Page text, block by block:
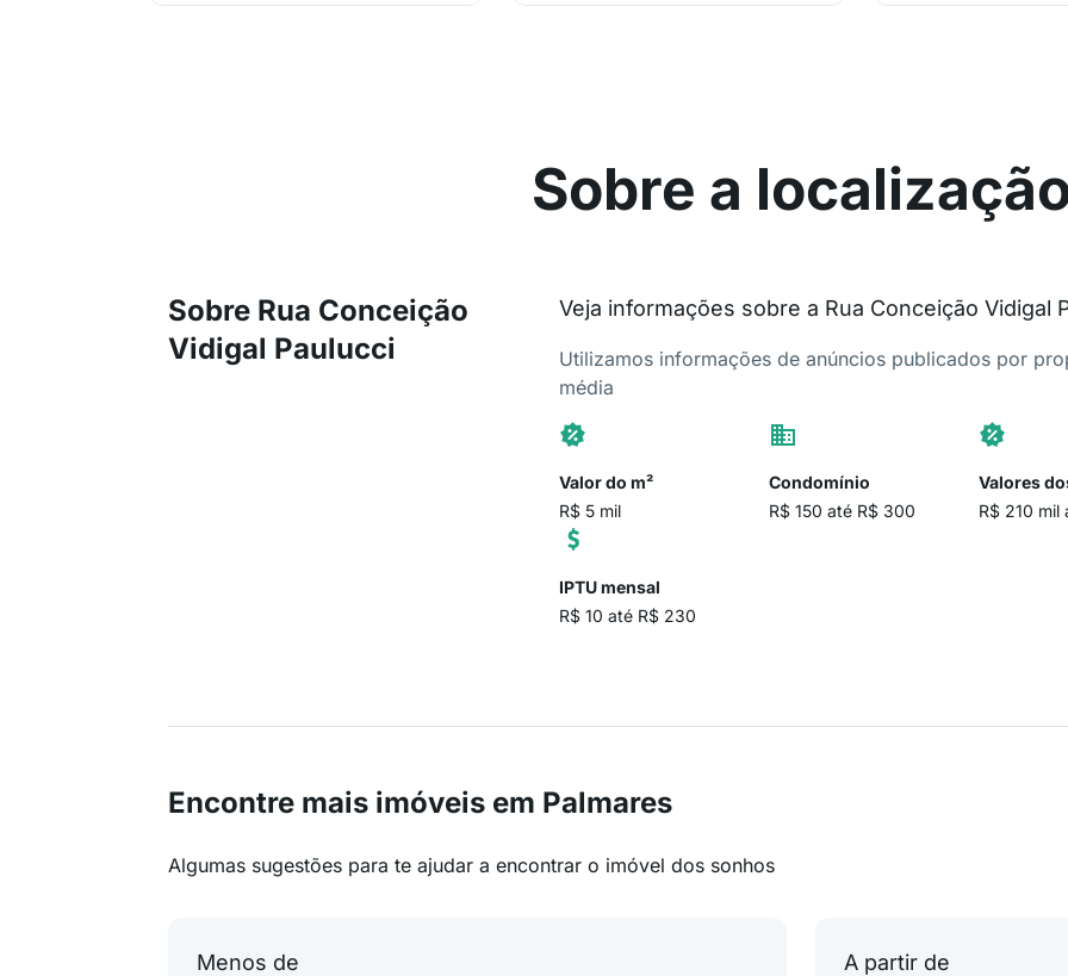
Sobre a
Sobre Rua Conceição
Vidigal Paulucci
Veja informações sobre a Rua Conceição Vidigal
Utilizamos informações de anúncios publicados por
média
Valor do m²
R$ 5 mil
Condomínio
R$ 150 até R$ 300
Valores
R$ 210 mil
IPTU mensal
R$ 10 até R$ 230
Encontre mais imóveis em Palmares
Algumas sugestões para te ajudar a encontrar o imóvel dos sonhos
Menos de
A partir de